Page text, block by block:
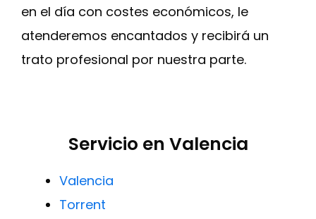
en el día con costes económicos, le
atenderemos encantados y recibirá un
trato profesional por nuestra parte.
Servicio en Valencia
Valencia
Torrent